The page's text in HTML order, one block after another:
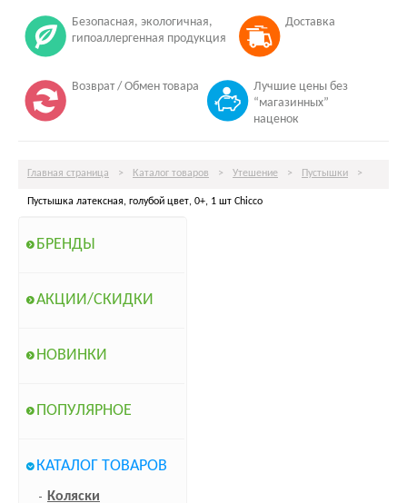
Безопасная, экологичная,
гипоаллергенная продукция
Доставка
Возврат / Обмен товара
Лучшие цены без
“магазинных”
наценок
Главная страница > Каталог товаров > Утешение > Пустышки >
Пустышка латексная, голубой цвет, 0+, 1 шт Chicco
БРЕНДЫ
АКЦИИ/СКИДКИ
НОВИНКИ
ПОПУЛЯРНОЕ
КАТАЛОГ ТОВАРОВ
Коляски